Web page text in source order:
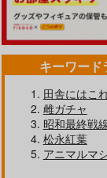
キーワー
田舎にはこ
雌ガチャ
昭和最終戦
松永紅葉
アニマルマ